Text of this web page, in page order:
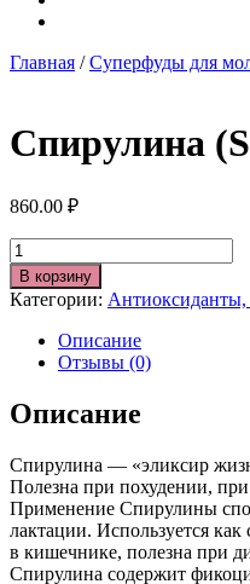
Главная /Суперфуды для
Спирулина
860.00 ₽
Количество
В корзину
Категории:
Описание
Отзывы (0)
Описание
Спирулина — «эликсир
Полезна при похудении,
Применение Спирулины
лактации. Используется
в кишечнике, полезна при
Спирулина содержит